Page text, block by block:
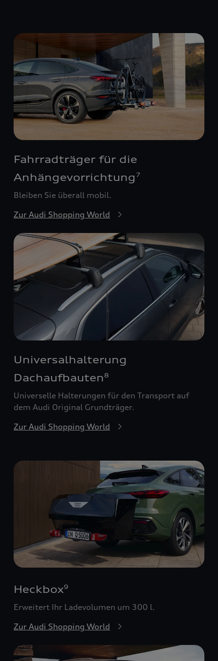
Fahrradträger für die
Anhängevorrichtung 7
Bleiben Sie überall mobil.
Zur Audi Shopping World
Universalhalterung
Dachaufbauten8
Universelle Halterungen für den Transport auf
dem Audi Original Grundträger.
Zur Audi Shopping World
Heckbox9
Erweitert Ihr Ladevolumen um 300 l.
Zur Audi Shopping World